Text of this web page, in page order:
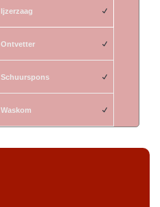
Ijzerzaag
Ontvetter
Schuurspons
Waskom